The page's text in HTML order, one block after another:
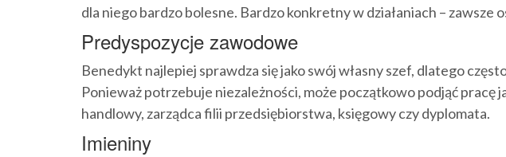
dla niego bardzo bolesne. Bardzo konkretny w działaniach – zawsze
Predyspozycje zawodowe
Benedykt najlepiej sprawdza się jako swój własny szef, dlatego
Ponieważ potrzebuje niezależności, może początkowo podjąć pracę
handlowy, zarządca filii przedsiębiorstwa, księgowy czy dyplomata.
Imieniny